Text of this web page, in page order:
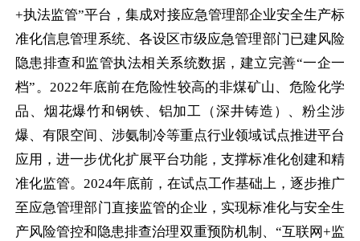
+执法监管”平台，集成对接应急管理部企业安全生产标
准化信息管理系统、各设区市级应急管理部门已建风险
隐患排查和监管执法相关系统数据，建立完善“一企一
档”。2022年底前在危险性较高的非煤矿山、危险化学
品、烟花爆竹和钢铁、铝加工（深井铸造）、粉尘涉
爆、有限空间、涉氨制冷等重点行业领域试点推进平台
应用，进一步优化扩展平台功能，支撑标准化创建和精
准化监管。 2024年底前，在试点工作基础上，逐步推广
至应急管理部门直接监管的企业，实现标准化与安全生
产风险管控和隐患排查治理双重预防机制、“互联网+监